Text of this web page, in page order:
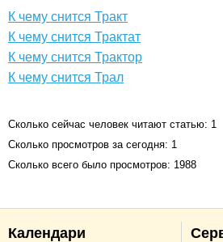
К чему снится Тракт
К чему снится Трактат
К чему снится Трактор
К чему снится Трал
Сколько сейчас человек читают статью: 1
Сколько просмотров за сегодня: 1
Сколько всего было просмотров: 1988
Календари